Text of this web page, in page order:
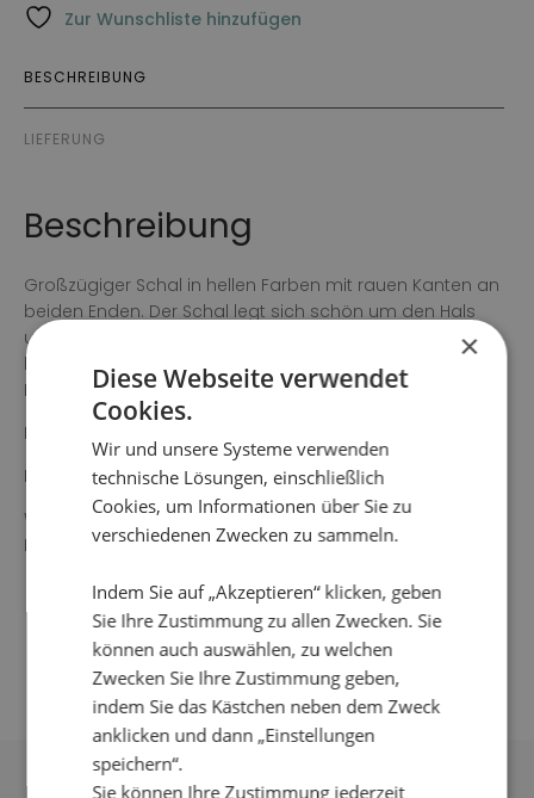
Zur Wunschliste hinzufügen
BESCHREIBUNG
LIEFERUNG
Beschreibung
Großzügiger Schal in hellen Farben mit rauen Kanten an
beiden Enden. Der Schal legt sich schön um den Hals
und lässt sich mit Außenbekleidung ebenso gut
kombinieren wie mit dem Lieblingspullover. Die gesamte
Länge und Breite beträgt 180 cm x 70 cm.
Farbe: Beige geblümt
Material: Leinen/Modal
Waschanleitung: Handwäsche, nicht einweichen, keine
Bleichmittel verwenden, bügeln wird nicht empfohlen.
×
Diese Webseite verwendet
Cookies.
Wir und unsere Systeme verwenden
technische Lösungen, einschließlich
Cookies, um Informationen über Sie zu
verschiedenen Zwecken zu sammeln.
Indem Sie auf „Akzeptieren“ klicken, geben
Sie Ihre Zustimmung zu allen Zwecken. Sie
können auch auswählen, zu welchen
Zwecken Sie Ihre Zustimmung geben,
indem Sie das Kästchen neben dem Zweck
anklicken und dann „Einstellungen
speichern“.
Sie können Ihre Zustimmung jederzeit